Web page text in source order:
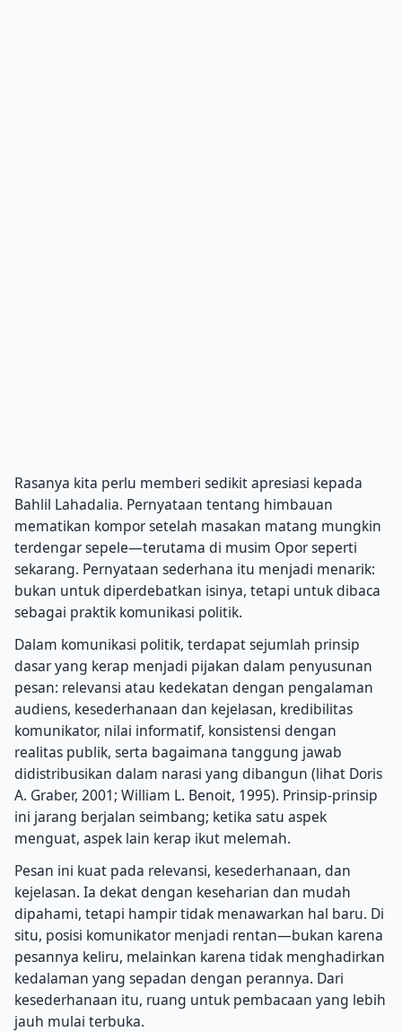
Rasanya kita perlu memberi sedikit apresiasi kepada
Bahlil Lahadalia. Pernyataan tentang himbauan
mematikan kompor setelah masakan matang mungkin
terdengar sepele—terutama di musim Opor seperti
sekarang. Pernyataan sederhana itu menjadi menarik:
bukan untuk diperdebatkan isinya, tetapi untuk dibaca
sebagai praktik komunikasi politik.
Dalam komunikasi politik, terdapat sejumlah prinsip
dasar yang kerap menjadi pijakan dalam penyusunan
pesan: relevansi atau kedekatan dengan pengalaman
audiens, kesederhanaan dan kejelasan, kredibilitas
komunikator, nilai informatif, konsistensi dengan
realitas publik, serta bagaimana tanggung jawab
didistribusikan dalam narasi yang dibangun (lihat Doris
A. Graber, 2001; William L. Benoit, 1995). Prinsip-prinsip
ini jarang berjalan seimbang; ketika satu aspek
menguat, aspek lain kerap ikut melemah.
Pesan ini kuat pada relevansi, kesederhanaan, dan
kejelasan. Ia dekat dengan keseharian dan mudah
dipahami, tetapi hampir tidak menawarkan hal baru. Di
situ, posisi komunikator menjadi rentan—bukan karena
pesannya keliru, melainkan karena tidak menghadirkan
kedalaman yang sepadan dengan perannya. Dari
kesederhanaan itu, ruang untuk pembacaan yang lebih
jauh mulai terbuka.